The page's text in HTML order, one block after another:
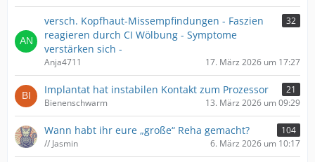
versch. Kopfhaut-Missempfindungen - Faszien
reagieren durch CI Wölbung - Symptome
verstärken sich -
32
Anja4711 17. März 2026 um 17:27
Implantat hat instabilen Kontakt zum Prozessor
21
Bienenschwarm
13. März 2026 um 09:29
Wann habt ihr eure „große“ Reha gemacht?
104
// Jasmin
6. März 2026 um 10:17